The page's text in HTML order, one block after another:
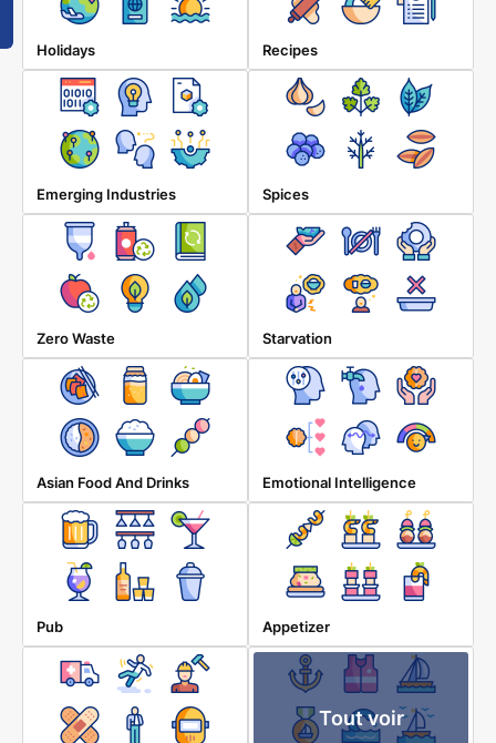
Holidays Recipes
Emerging Industries Spices
Zero Waste Starvation
Asian Food And Drinks Emotional Intelligence
Pub Appetizer
Tout voir